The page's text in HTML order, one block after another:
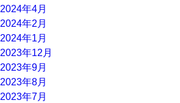
2024年4月
2024年2月
2024年1月
2023年12月
2023年9月
2023年8月
2023年7月